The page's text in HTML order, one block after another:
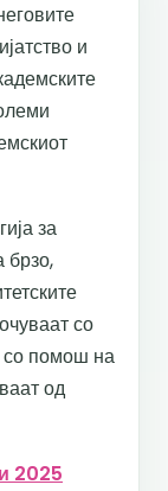
и
за
брзо,
со
со помош на
од
2025